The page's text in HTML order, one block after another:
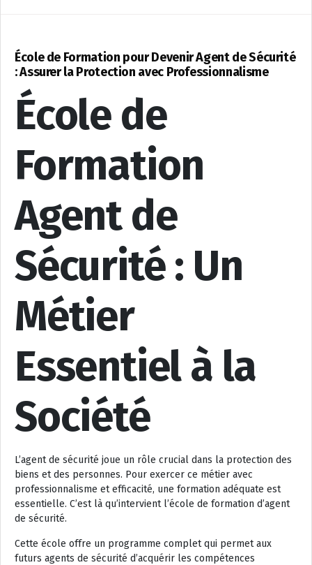
École de Formation pour Devenir Agent de Sécurité
: Assurer la Protection avec Professionnalisme
École de
Formation
Agent de
Sécurité : Un
Métier
Essentiel à la
Société
L’agent de sécurité joue un rôle crucial dans la protection des
biens et des personnes. Pour exercer ce métier avec
professionnalisme et efficacité, une formation adéquate est
essentielle. C’est là qu’intervient l’école de formation d’agent
de sécurité.
Cette école offre un programme complet qui permet aux
futurs agents de sécurité d’acquérir les compétences